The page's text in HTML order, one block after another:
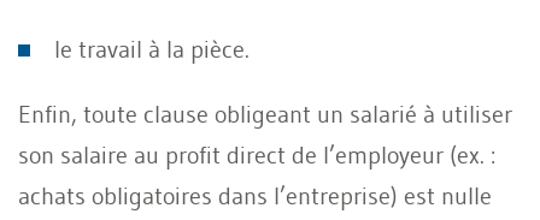
le travail à la pièce.
Enfin, toute clause obligeant un salarié à utiliser
son salaire au profit direct de l’employeur (ex. :
achats obligatoires dans l’entreprise) est nulle